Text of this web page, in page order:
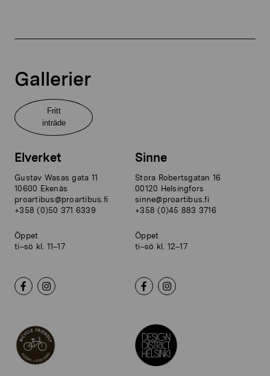
Gallerier
Fritt
inträde
Elverket
Gustav Wasas gata 11
10600 Ekenäs
proartibus@proartibus.fi
+358 (0)50 371 6339
Öppet
ti–sö kl. 11–17
Sinne
Stora Robertsgatan 16
00120 Helsingfors
sinne@proartibus.fi
+358 (0)45 883 3716
Öppet
ti–sö kl. 12–17